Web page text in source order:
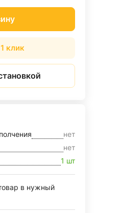
клик
нет
нет
1 шт
в нужный